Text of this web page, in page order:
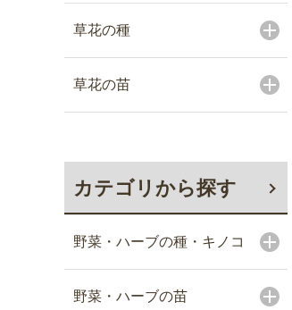
草花の種
草花の苗
カテゴリから探す
野菜・ハーブの種・キノコ
野菜・ハーブの苗